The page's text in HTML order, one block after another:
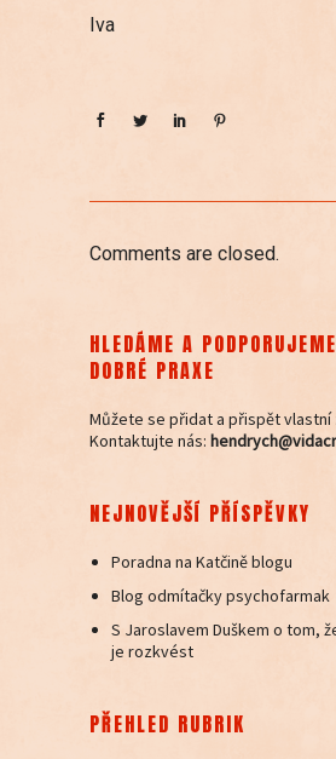
Iva
Comments are closed.
HLEDÁME A
DOBRÉ PRAXE
Můžete se přidat a přispět vlastní
Kontaktujte nás:
NEJNOVĚJŠÍ PŘÍSPĚVKY
Poradna na Katčině blogu
Blog odmítačky psychofarmak
S Jaroslavem Duškem o tom,
je rozkvést
PŘEHLED RUBRIK